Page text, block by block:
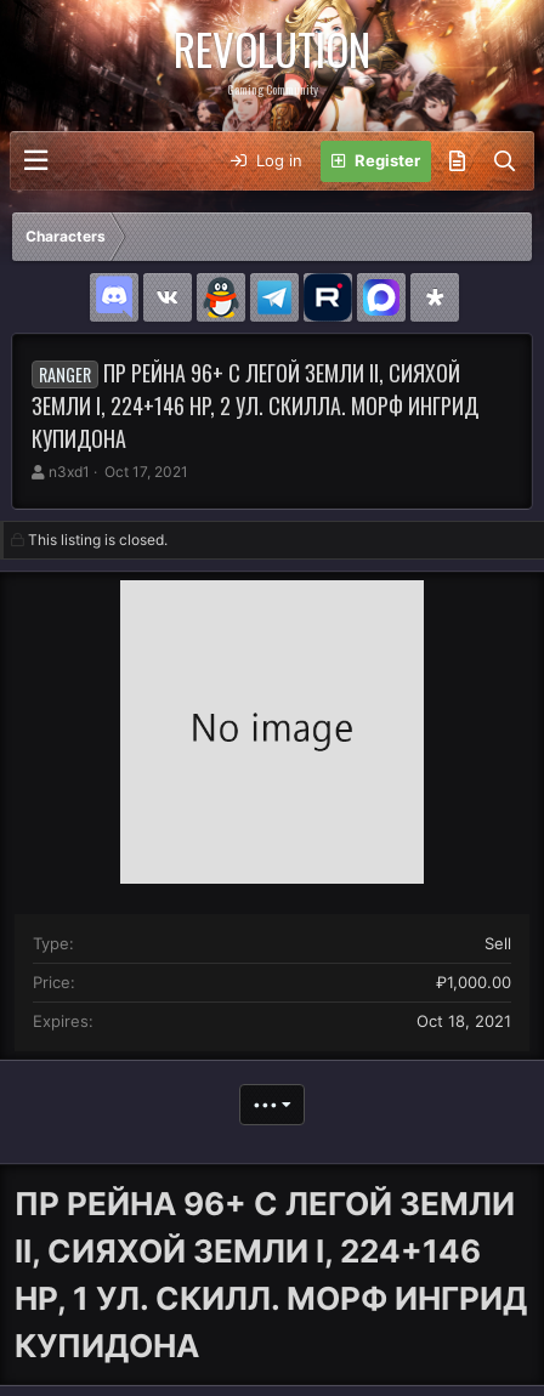
REVOLUTION
Gaming Community
Log in Register
Characters
RANGER ПР РЕЙНА 96+ С ЛЕГОЙ ЗЕМЛИ II, СИЯХОЙ
ЗЕМЛИ I, 224+146 HP, 2 УЛ. СКИЛЛА. МОРФ ИНГРИД
КУПИДОНА
A
t
h
o
n3xd1
C
e
a
t
Oct 17, 2021
This listing is closed.
Type
Sell
Price
₽1,000.00
Expires
Oct 18, 2021
•••
ПР РЕЙНА 96+ С ЛЕГОЙ ЗЕМЛИ
II, СИЯХОЙ ЗЕМЛИ I, 224+146
HP, 1 УЛ. СКИЛЛ. МОРФ ИНГРИД
КУПИДОНА